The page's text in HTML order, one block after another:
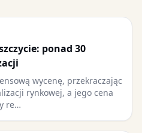
ponad 30
wycenę, przekraczając
rynkowej, a jego cena
re…